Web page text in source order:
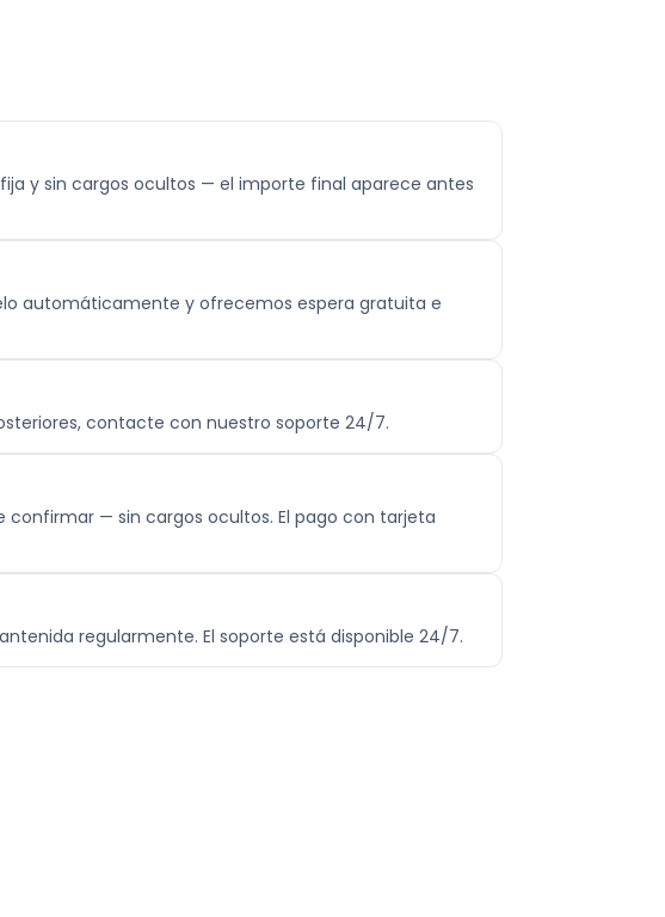
y sin cargos ocultos — el importe final aparece antes
automáticamente y ofrecemos espera gratuita e
contacte con nuestro soporte 24/7.
— sin cargos ocultos. El pago con tarjeta
regularmente. El soporte está disponible 24/7.